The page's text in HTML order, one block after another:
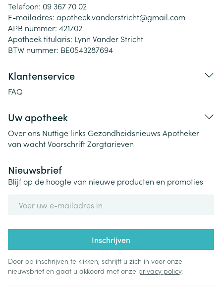
Telefoon: 09 367 70 02
E-mailadres: apotheek.vanderstricht@gmail.com
APB nummer: 421702
Apotheek titularis: Lynn Vander Stricht
BTW nummer: BE0543287694
Klantenservice
FAQ
Uw apotheek
Over ons Nuttige links Gezondheidsnieuws Apotheker
van wachtVoorschriftZorgtarieven
Nieuwsbrief
Blijf op de hoogte van nieuwe producten en promoties
Inschrijven
Door op inschrijven te klikken, schrijft u zich in voor onze
nieuwsbrief en gaat u akkoord met onze privacy policy.